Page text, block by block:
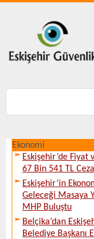
Ekonomi
Eskişehir’de Fiyat
67 Bin 541 TL
Eskişehir’in
Geleceği Masaya
MHP Buluştu
Belçika’dan
Belediye Başkanı